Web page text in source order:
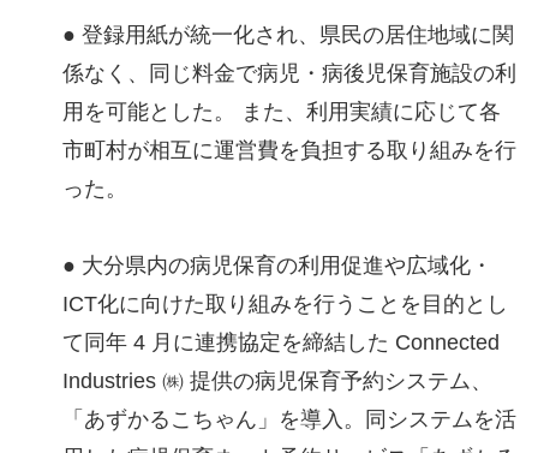
● 登録用紙が統一化され、県民の居住地域に関
係なく、同じ料金で病児・病後児保育施設の利
用を可能とした。 また、利用実績に応じて各
市町村が相互に運営費を負担する取り組みを行
った。
● 大分県内の病児保育の利用促進や広域化・
ICT化に向けた取り組みを行うことを目的とし
て同年 4 月に連携協定を締結した Connected
Industries ㈱ 提供の病児保育予約システム、
「あずかるこちゃん」を導入。同システムを活